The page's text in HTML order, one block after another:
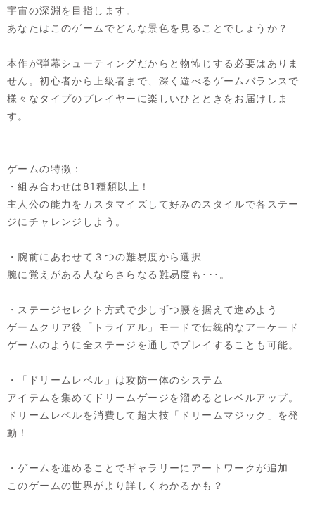
宇宙の深淵を目指します。
あなたはこのゲームでどんな景色を見ることでしょうか？
本作が弾幕シューティングだからと物怖じする必要はありま
せん。初心者から上級者まで、深く遊べるゲームバランスで
様々なタイプのプレイヤーに楽しいひとときをお届けしま
す。
ゲームの特徴：
・組み合わせは81種類以上！
主人公の能力をカスタマイズして好みのスタイルで各ステー
ジにチャレンジしよう。
・腕前にあわせて３つの難易度から選択
腕に覚えがある人ならさらなる難易度も･･･。
・ステージセレクト方式で少しずつ腰を据えて進めよう
ゲームクリア後「トライアル」モードで伝統的なアーケード
ゲームのように全ステージを通しでプレイすることも可能。
・「ドリームレベル」は攻防一体のシステム
アイテムを集めてドリームゲージを溜めるとレベルアップ。
ドリームレベルを消費して超大技「ドリームマジック」を発
動！
・ゲームを進めることでギャラリーにアートワークが追加
このゲームの世界がより詳しくわかるかも？